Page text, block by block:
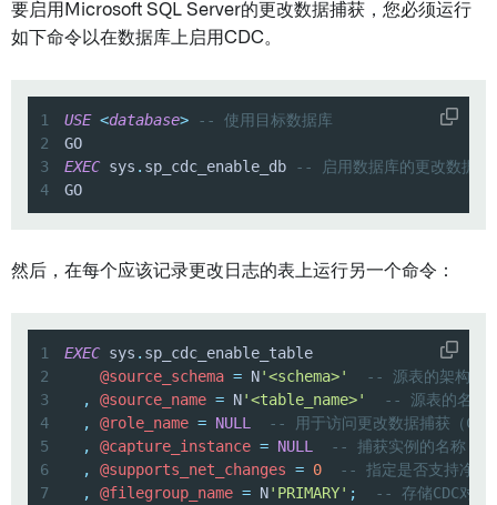
要启用Microsoft SQL Server的更改数据捕获，您必须运行
如下命令以在数据库上启用CDC。
1 USE <database>
-- 使用目标数据库
2
GO
3
EXEC sys . sp_cdc_enable_db
-- 启用数据库的更改数据
4
GO
然后，在每个应该记录更改日志的表上运行另一个命令：
1 EXEC sys .
sp_cdc_enable_table
2
@source_schema = N'<schema>'
-- 源表的架构名
3
, @source_name = N'<table_name>'
-- 源表的名称
4
, @role_name = NULL
-- 用于访问更改数据捕获（CDC
5
, @capture_instance = NULL
-- 捕获实例的名称，
6
, @supports_net_changes = 0
-- 指定是否支持净更
7
, @filegroup_name = N'PRIMARY' ;
-- 存储CDC对象